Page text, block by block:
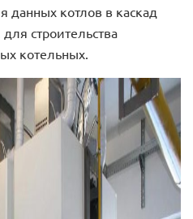
данных котлов в каскад
строительства
котельных.